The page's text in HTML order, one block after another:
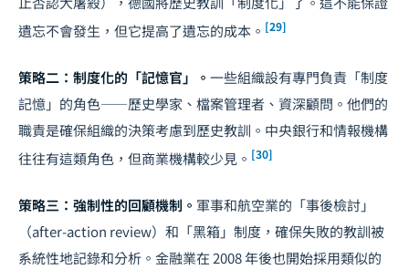
遺忘不會發生，但它提高了遺忘的成本。 [29]
策略二：制度化的「記憶官」。 一些組織設有專門負責「制度
記憶」的角色——歷史學家、檔案管理者、資深顧問。他們的
職責是確保組織的決策考慮到歷史教訓。中央銀行和情報機構
往往有這類角色，但商業機構較少見。 [30]
策略三：強制性的回顧機制。 軍事和航空業的「事後檢討」
（after-action review）和「黑箱」制度，確保失敗的教訓被
系統性地記錄和分析。金融業在 2008 年後也開始採用類似的